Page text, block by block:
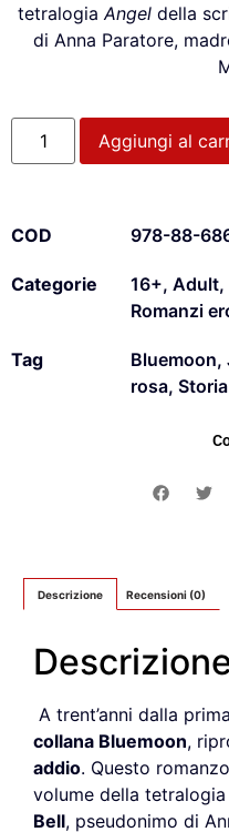
tetralogia Angel della
di Anna Paratore,
Aggiungi al
COD 978-88-
Categorie 16+, Adult,
Romanzi
Tag Bluemoon,
rosa,
Descrizione Recensioni (0)
A trent’anni dalla
collana Bluemoon,
addio. Questo
volume della tetralogia
Bell, pseudonimo di